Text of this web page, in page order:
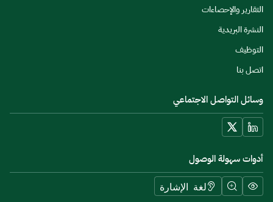
التقارير والإحصاءات
النشرة البريدية
التوظيف
اتصل بنا
وسائل التواصل الاجتماعي
أدوات سهولة الوصول
لغة الإشارة